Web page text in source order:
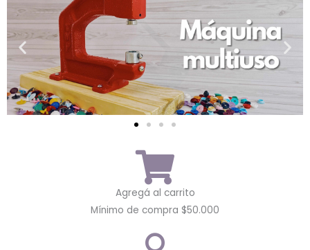
Agregá al carrito
Mínimo de compra $50.000